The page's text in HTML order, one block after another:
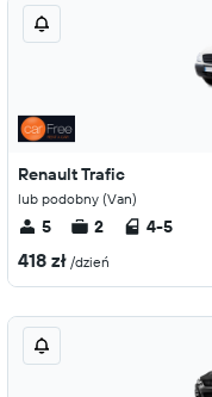
Renault Trafic
lub podobny (Van)
5 2 4-5
418 zł /dzień